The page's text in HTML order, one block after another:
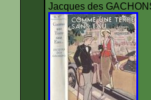
Jacques des